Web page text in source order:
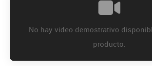
No hay video demostrativo
producto.